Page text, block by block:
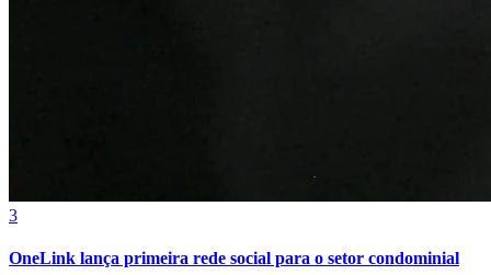
3
OneLink lança primeira rede social para o setor condominial